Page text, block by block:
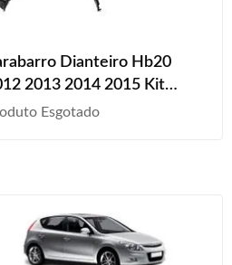
Dianteiro Hb20
2013 2014 2015 Kit
Esgotado